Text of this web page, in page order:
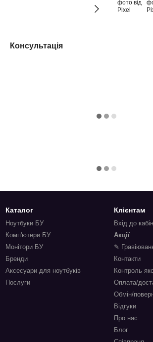
Консультація
Каталог
Ноутбуки БУ
Комп'ютери БУ
Монітори БУ
Бренди
Аксесуари для ноутбуків
Послуги
Клієнтам
Вхід до
Акції
✎
Контакти
Контроль
Оплата/
Обмін/
Відгуки
Про нас
Блог